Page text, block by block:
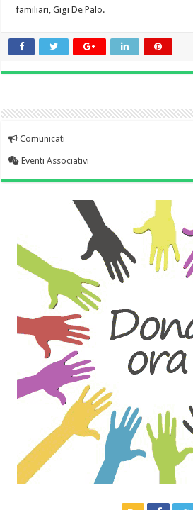
familiari, Gigi De Palo.
Comunicati
Eventi Associativi